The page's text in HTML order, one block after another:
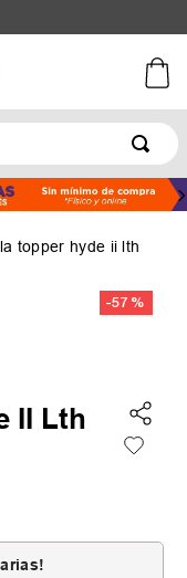
topper hyde ii lth
-57 %
II Lth